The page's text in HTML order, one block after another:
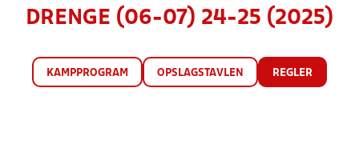
DRENGE (06-07) 24-25 (2025)
KAMPPROGRAM OPSLAGSTAVLEN REGLER